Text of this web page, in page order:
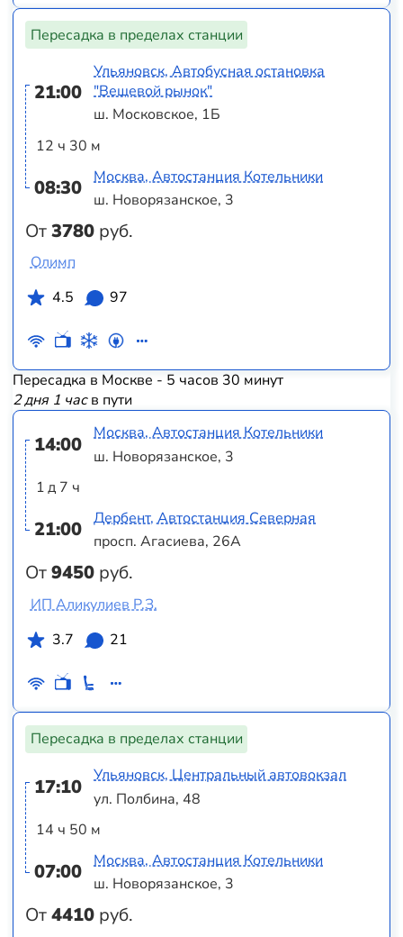
Пересадка в пределах станции
21:00
12 ч 30 м
08:30
От3780 руб.
Ульяновск, Автобусная остановка
"Вещевой рынок"
ш. Московское, 1Б
Москва, Автостанция Котельники
ш. Новорязанское, 3
Олимп
4.5
97
Пересадка в Москве - 5 часов 30 минут
2 дня 1 часв пути
14:00
1 д 7 ч
21:00
От9450 руб.
Москва, Автостанция Котельники
ш. Новорязанское, 3
Дербент, Автостанция Северная
просп. Агасиева, 26А
ИП Аликулиев Р.З.
3.7
21
Пересадка в пределах станции
17:10
14 ч 50 м
07:00
От4410 руб.
Ульяновск, Центральный автовокзал
ул. Полбина, 48
Москва, Автостанция Котельники
ш. Новорязанское, 3